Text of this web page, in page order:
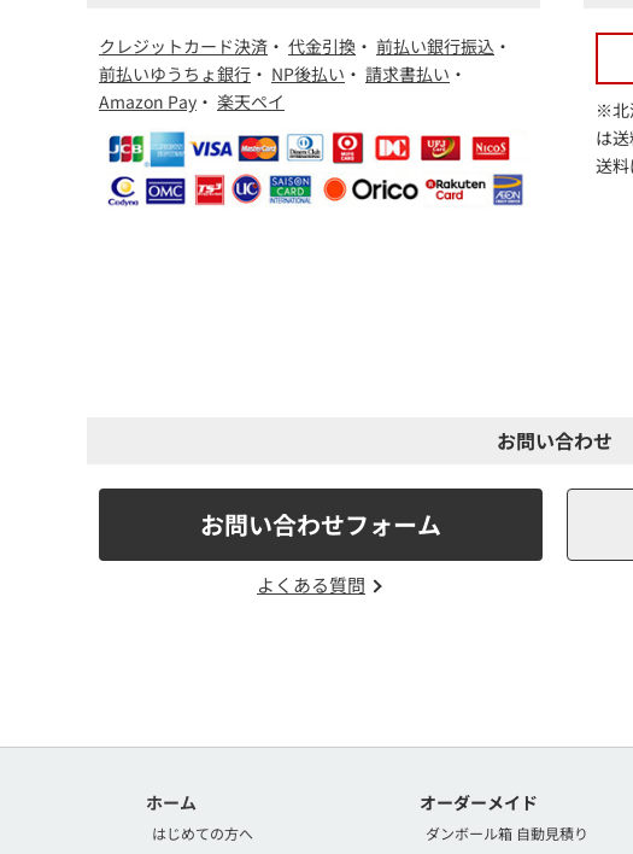
クレジットカード決済 ・ 代金引換 ・ 前払い銀行振込 ・
前払いゆうちょ銀行 ・ NP後払い ・ 請求書払い ・
Amazon Pay ・ 楽天ペイ
※北
は
送料
お問い合わせ
お問い合わせフォーム
よくある質問
ホーム
はじめての方へ
オーダーメイド
ダンボール箱 自動見積り